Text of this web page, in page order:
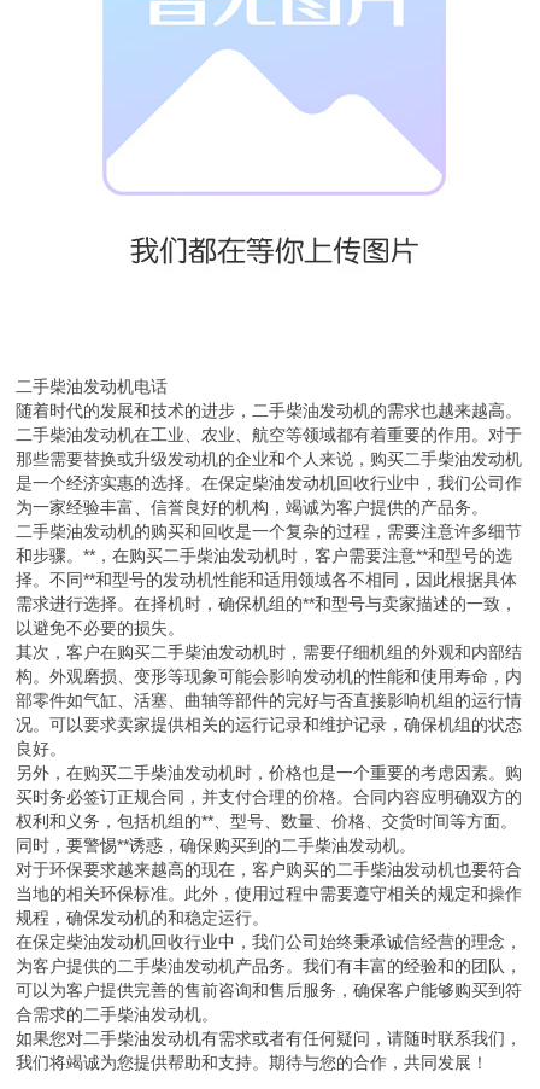
二手柴油发动机电话
随着时代的发展和技术的进步，二手柴油发动机的需求也越来越高。
二手柴油发动机在工业、农业、航空等领域都有着重要的作用。对于
那些需要替换或升级发动机的企业和个人来说，购买二手柴油发动机
是一个经济实惠的选择。在保定柴油发动机回收行业中，我们公司作
为一家经验丰富、信誉良好的机构，竭诚为客户提供的产品务。
二手柴油发动机的购买和回收是一个复杂的过程，需要注意许多细节
和步骤。**，在购买二手柴油发动机时，客户需要注意**和型号的选
择。不同**和型号的发动机性能和适用领域各不相同，因此根据具体
需求进行选择。在择机时，确保机组的**和型号与卖家描述的一致，
以避免不必要的损失。
其次，客户在购买二手柴油发动机时，需要仔细机组的外观和内部结
构。外观磨损、变形等现象可能会影响发动机的性能和使用寿命，内
部零件如气缸、活塞、曲轴等部件的完好与否直接影响机组的运行情
况。可以要求卖家提供相关的运行记录和维护记录，确保机组的状态
良好。
另外，在购买二手柴油发动机时，价格也是一个重要的考虑因素。购
买时务必签订正规合同，并支付合理的价格。合同内容应明确双方的
权利和义务，包括机组的**、型号、数量、价格、交货时间等方面。
同时，要警惕**诱惑，确保购买到的二手柴油发动机。
对于环保要求越来越高的现在，客户购买的二手柴油发动机也要符合
当地的相关环保标准。此外，使用过程中需要遵守相关的规定和操作
规程，确保发动机的和稳定运行。
在保定柴油发动机回收行业中，我们公司始终秉承诚信经营的理念，
为客户提供的二手柴油发动机产品务。我们有丰富的经验和的团队，
可以为客户提供完善的售前咨询和售后服务，确保客户能够购买到符
合需求的二手柴油发动机。
如果您对二手柴油发动机有需求或者有任何疑问，请随时联系我们，
我们将竭诚为您提供帮助和支持。期待与您的合作，共同发展！